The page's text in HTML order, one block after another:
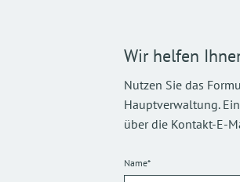
Wir helfen
Nutzen Sie das
Hauptverwaltung.
über die Kontakt-E-
Name*